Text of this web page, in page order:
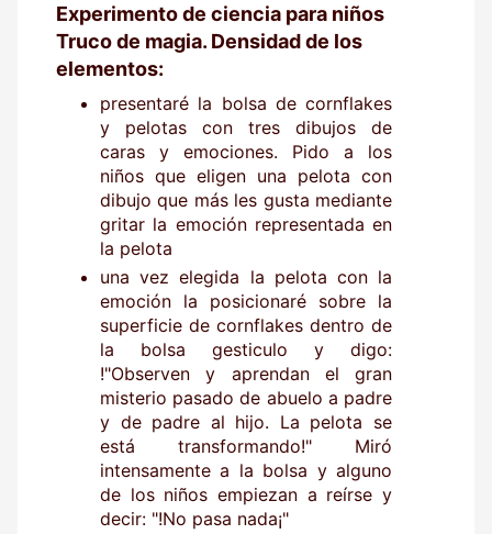
Experimento de ciencia para niños
Truco de magia. Densidad de los
elementos:
presentaré la bolsa de cornflakes
y pelotas con tres dibujos de
caras y emociones. Pido a los
niños que eligen una pelota con
dibujo que más les gusta mediante
gritar la emoción representada en
la pelota
una vez elegida la pelota con la
emoción la posicionaré sobre la
superficie de cornflakes dentro de
la bolsa gesticulo y digo:
!"Observen y aprendan el gran
misterio pasado de abuelo a padre
y de padre al hijo. La pelota se
está transformando!" Miró
intensamente a la bolsa y alguno
de los niños empiezan a reírse y
decir: "!No pasa nada¡"